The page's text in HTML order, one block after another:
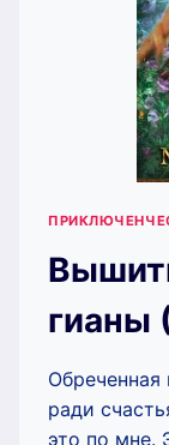
гианы
Обреченная
ради
это по мне.